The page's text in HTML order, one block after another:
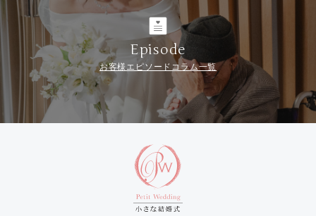
Episode
お客様エピソードコラム一覧